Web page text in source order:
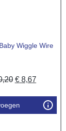
Wiggle Wire
€8,67